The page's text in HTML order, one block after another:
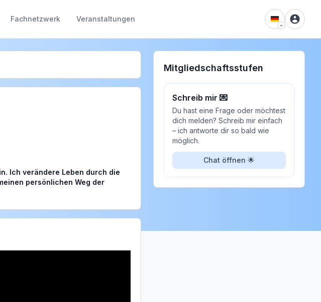
Fachnetzwerk Veranstaltungen
Ich verändere Leben durch die
persönlichen Weg der
Mitgliedschaftsstufen
Schreib mir 💌
Du hast eine Frage oder möchtest
dich melden? Schreib mir einfach
– ich antworte dir so bald wie
möglich.
Chat öffnen 🌟